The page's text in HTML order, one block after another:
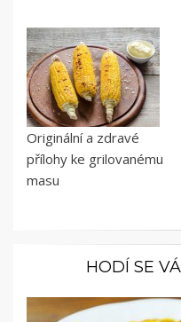
Originální a zdravé
přílohy ke grilovanému
masu
HODÍ SE